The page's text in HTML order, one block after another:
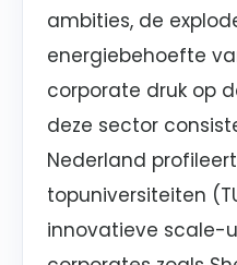
ambities, de
energiebehoefte
corporate druk op
deze sector
Nederland
topuniversiteiten
innovatieve scale-